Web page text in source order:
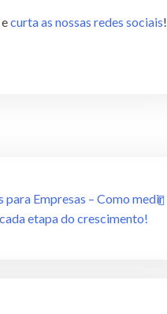
curta as nossas redes sociais!
para Empresas – Como medir
cada etapa do crescimento!